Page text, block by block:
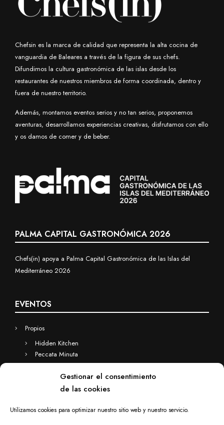
Gestionar el consentimiento
de las cookies
Utilizamos cookies para optimizar nuestro sitio web y nuestro servicio.
Chefsin es la marca de calidad que representa la alta cocina de
vanguardia de Baleares a través de la figura de sus chefs.
Difundimos la cultura gastronómica de las islas desde los
restaurantes de nuestros miembros de forma coordinada, dentro y
fuera de nuestro territorio.
Además, montamos eventos serios y no tan serios, proponemos
aventuras, desarrollamos experiencias creativas, disfrutamos con ello
y os damos de comer y de beber.
PALMA CAPITAL GASTRONÓMICA 2026
Chefs(in) apoya a Palma Capital Gastronómica de las Islas del
Mediterráneo 2026
EVENTOS
Propios
Hidden Kitchen
Peccata Minuta
Eventos a medida
Hidden Kitchen Business